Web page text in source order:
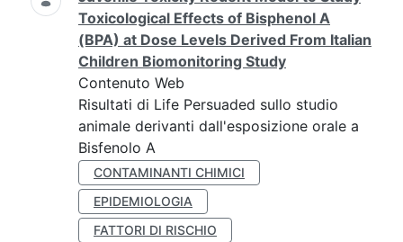
Toxicological Effects of Bisphenol A
(BPA) at Dose Levels Derived From Italian
Children Biomonitoring Study
Contenuto Web
Risultati di Life Persuaded sullo studio
animale derivanti dall'esposizione orale a
Bisfenolo A
CONTAMINANTI CHIMICI
EPIDEMIOLOGIA
FATTORI DI RISCHIO